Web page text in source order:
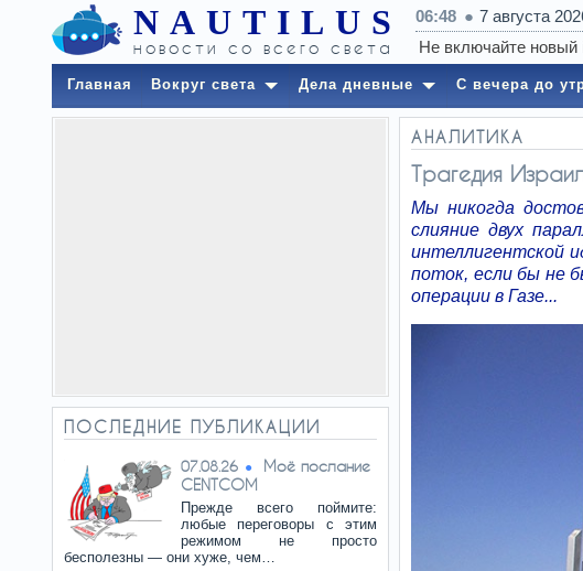
NAUTILUS
новости со всего света
06:48 7 августа
Главная Вокруг света Дела дневные С вечера до
ПОСЛЕДНИЕ ПУБЛИКАЦИИ
07.08.26
Моё послание
CENTCOM
Прежде всего поймите:
любые переговоры с этим
режимом не просто
бесполезны — они хуже, чем…
АНАЛИТИКА
Трагедия
Мы никогда
слияние двух
интеллигентской
поток, если бы не
операции в Газе...